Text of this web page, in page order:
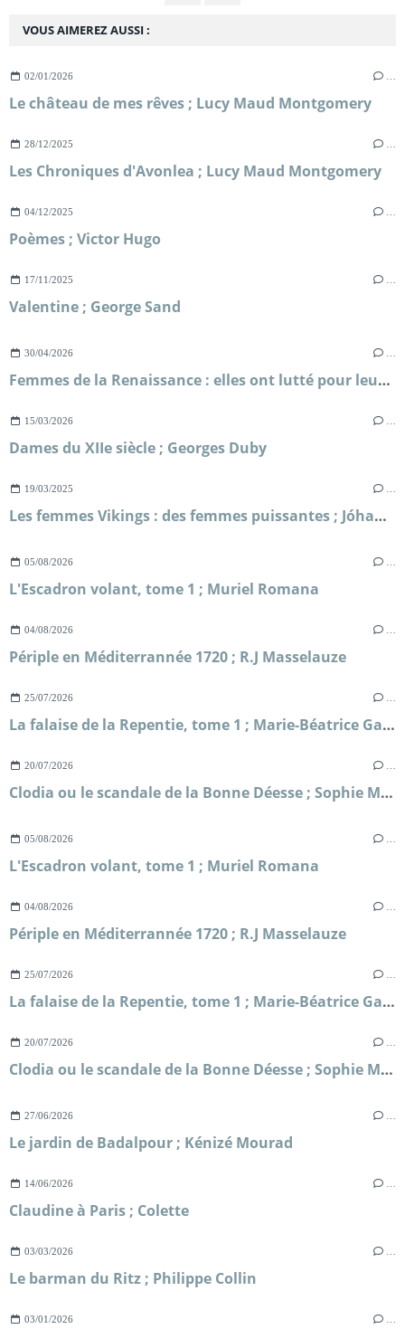
VOUS AIMEREZ AUSSI :
02/01/2026
Le château de mes rêves ; Lucy Maud Montgomery
28/12/2025
Les Chroniques d'Avonlea ; Lucy Maud Montgomery
04/12/2025
Poèmes ; Victor Hugo
17/11/2025
Valentine ; George Sand
30/04/2026
Femmes de la Renaissance : elles ont lutté pour leur liberté ; Sylvie Le Clech
15/03/2026
Dames du XIIe siècle ; Georges Duby
19/03/2025
Les femmes Vikings : des femmes puissantes ; Jóhanna Katrín Friðriksdóttir
05/08/2026
L'Escadron volant, tome 1 ; Muriel Romana
04/08/2026
Périple en Méditerrannée 1720 ; R.J Masselauze
25/07/2026
La falaise de la Repentie, tome 1 ; Marie-Béatrice Gauvin
20/07/2026
Clodia ou le scandale de la Bonne Déesse ; Sophie Malick-Prunier
05/08/2026
L'Escadron volant, tome 1 ; Muriel Romana
04/08/2026
Périple en Méditerrannée 1720 ; R.J Masselauze
25/07/2026
La falaise de la Repentie, tome 1 ; Marie-Béatrice Gauvin
20/07/2026
Clodia ou le scandale de la Bonne Déesse ; Sophie Malick-Prunier
27/06/2026
Le jardin de Badalpour ; Kénizé Mourad
14/06/2026
Claudine à Paris ; Colette
03/03/2026
Le barman du Ritz ; Philippe Collin
03/01/2026